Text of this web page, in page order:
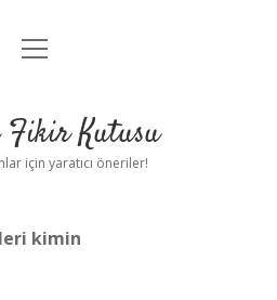
Anasayfa
Uyarı
menüyü
Kutusu
için yaratıcı öneriler!
kimin